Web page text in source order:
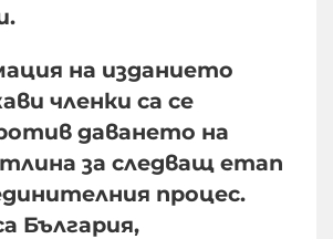
на изданието
членки са се
даването на
за следващ етап
процес.
България,